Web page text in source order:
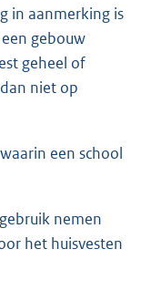
in aanmerking is
gebouw
geheel of
niet op
een school
nemen
het huisvesten